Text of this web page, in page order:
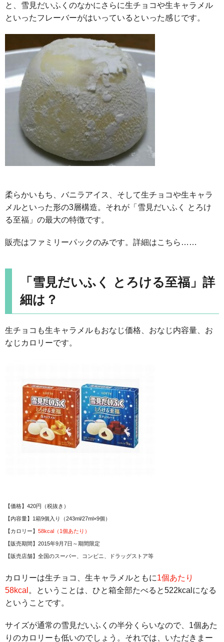
と、雪見だいふくのなかにさらに生チョコや生キャラメル
といったフレーバーがはいっているといった感じです。
柔らかいもち、バニラアイス、そして生チョコや生キャラ
メルといった形の3層構造。それが「雪見だいふく とろけ
る至福」の最大の特徴です。
販売はファミリーパックのみです。詳細はこちら……
「雪見だいふく とろける至福」詳
細は？
生チョコも生キャラメルもおなじ価格、おなじ内容量、お
なじカロリーです。
【価格】420円（税抜き）
【内容量】1箱9個入り（243ml/27ml×9個）
【カロリー】 58kcal（1個あたり）
【販売期間】2015年9月7日～期間限定
【販売店舗】全国のスーパー、コンビニ、ドラッグストア等
カロリーは生チョコ、生キャラメルともに1個あたり
58kcal 。ということは、ひと箱全部たべると522kcalになる
ということです。
サイズが通常の雪見だいふくの半分くらいなので、1個あた
りのカロリーも低いのでしょう。それでは、いただきまー